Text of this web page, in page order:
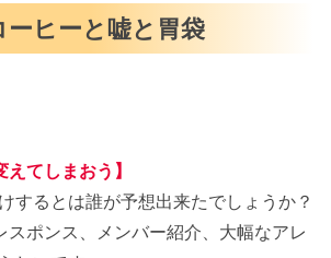
ヒーと嘘と胃袋
えてしまおう 】
するとは誰が予想出来たでしょうか？
スポンス、メンバー紹介、大幅なアレ